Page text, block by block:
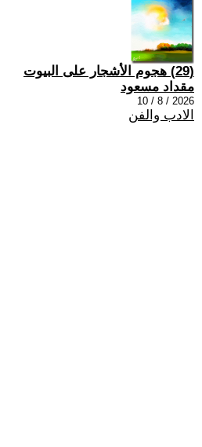
(29) هجوم الأشجار على البيوت
مقداد مسعود
2026 / 8 / 10
الادب والفن